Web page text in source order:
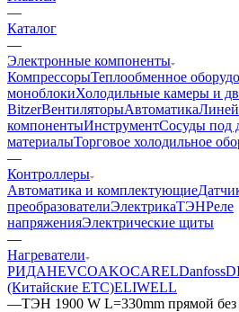
—
Каталог
—
Электронные компоненты
КомпрессорыТеплообменное
моноблокиХолодильные камеры и
BitzerВентиляторыАвтоматика
компонентыИнструментСосуды под
материалыТорговое холодильное
—
Контроллеры
Автоматика и комплектующие
преобразователиЭлектрикаТЭНРеле
напряженияЭлектрические щиты
—
Нагреватели
РИДАНEVCOAKOCARELDanfoss
(Китайские ETC)ELIWELL
—ТЭН 1900 W L=330mm прямой